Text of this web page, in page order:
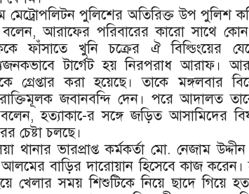
মেট্রোপলিটন পুলিশের অতিরিক্ত উপ পুলিশ
আরাফের পরিবারের কারো সাথে কোন
ফাঁসাতে খুনি চক্রের ঐ বিল্ডিংয়ের
টার্গেট হয় নিরপরাধ আরাফ।
গ্রেপ্তার করা হয়েছে। তাকে মঙ্গলবার
জবানবন্দি দেন। পরে আদালত
হত্যাকা-ের সঙ্গে জড়িত আসামিদের
চেষ্টা চলছে।
থানার ভারপ্রাপ্ত কর্মকর্তা মো. নেজাম
বাড়ির দারোয়ান হিসেবে কাজ করেন।
খেলার সময় শিশুটিকে নিয়ে ছাদে গিয়ে